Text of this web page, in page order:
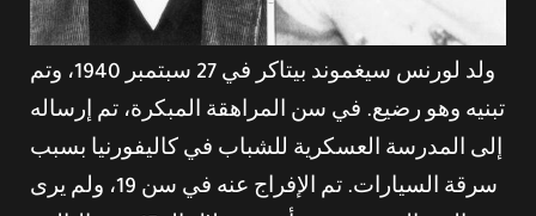
ولد لورنس سيغموند بيتاكر في 27 سبتمبر 1940، وتم
تبنيه وهو رضيع. في سن المراهقة المبكرة، تم إرساله
إلى المدرسة العسكرية للشباب في كاليفورنيا بسبب
سرقة السيارات. تم الإفراج عنه في سن 19، ولم يرى